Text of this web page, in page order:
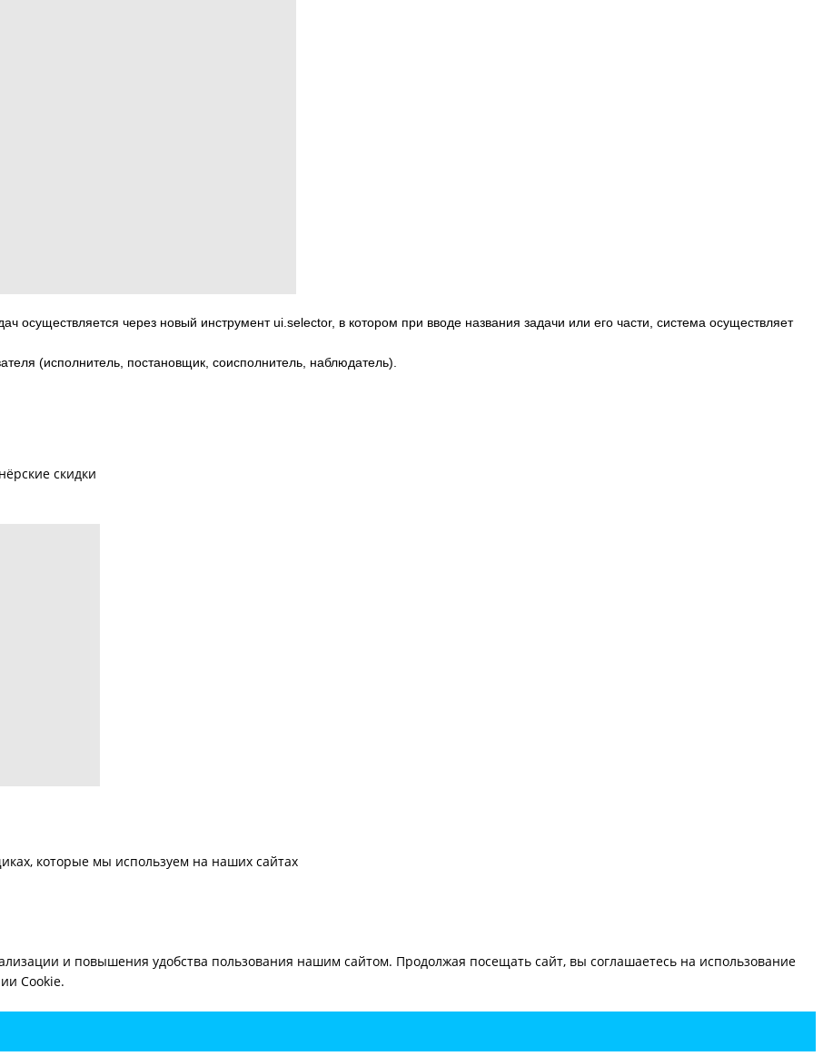
осуществляется через новый инструмент ui.selector, в котором при вводе названия задачи или его части, система осуществляет
(исполнитель, постановщик, соисполнитель, наблюдатель).
скидки
которые мы используем на наших сайтах
и повышения удобства пользования нашим сайтом. Продолжая посещать сайт, вы соглашаетесь на использование
Cookie.